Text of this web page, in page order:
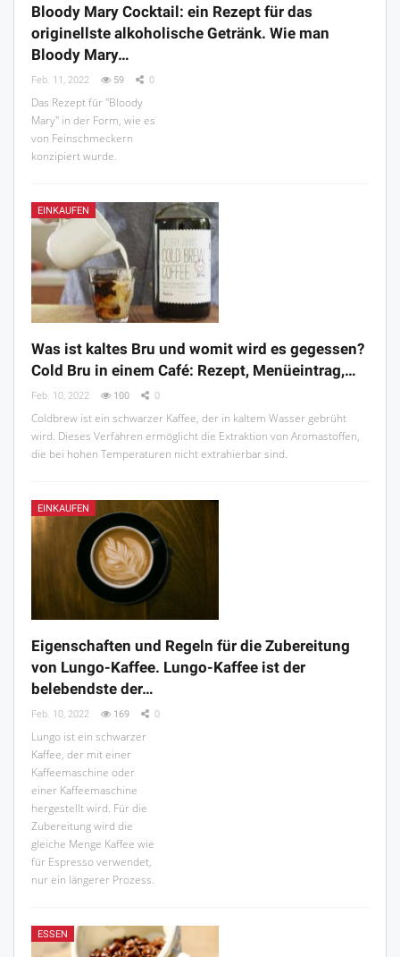
Bloody Mary Cocktail: ein Rezept für das
originellste alkoholische Getränk. Wie man
Bloody Mary…
Feb. 11, 2022 59 0
Das Rezept für "Bloody
Mary" in der Form, wie es
von Feinschmeckern
konzipiert wurde.
EINKAUFEN
Was ist kaltes Bru und womit wird es gegessen?
Cold Bru in einem Café: Rezept, Menüeintrag,…
Feb. 10, 2022 100 0
Coldbrew ist ein schwarzer Kaffee, der in kaltem Wasser gebrüht
wird. Dieses Verfahren ermöglicht die Extraktion von Aromastoffen,
die bei hohen Temperaturen nicht extrahierbar sind.
EINKAUFEN
Eigenschaften und Regeln für die Zubereitung
von Lungo-Kaffee. Lungo-Kaffee ist der
belebendste der…
Feb. 10, 2022 169 0
Lungo ist ein schwarzer
Kaffee, der mit einer
Kaffeemaschine oder
einer Kaffeemaschine
hergestellt wird. Für die
Zubereitung wird die
gleiche Menge Kaffee wie
für Espresso verwendet,
nur ein längerer Prozess.
ESSEN